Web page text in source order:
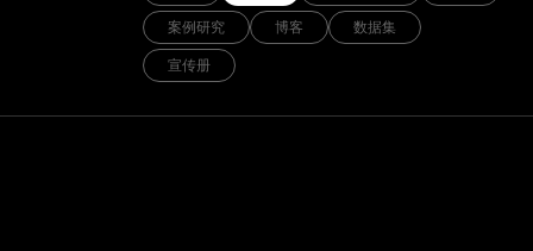
案例研究
博客
数据集
宣传册